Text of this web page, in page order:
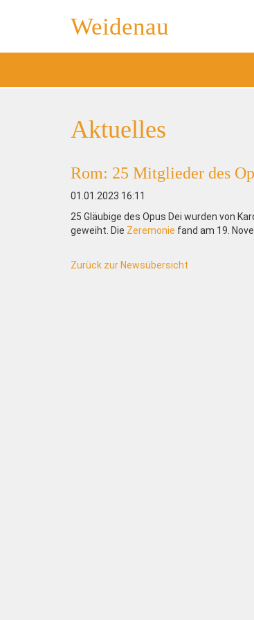
Weidenau
Aktuelles
Rom: 25 Mitglieder des
01.01.2023 16:11
25 Gläubige des Opus Dei wurden von
geweiht. Die Zeremonie fand am 19.
Zurück zur Newsübersicht